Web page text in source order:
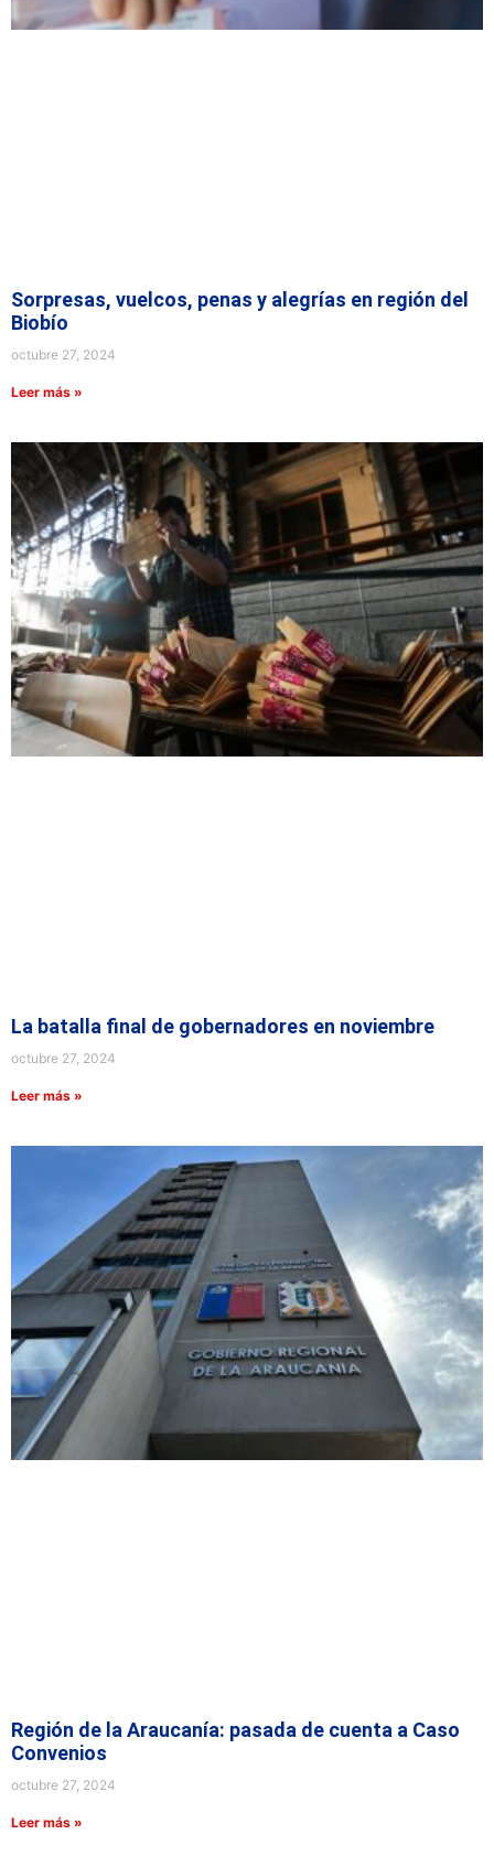
Sorpresas, vuelcos, penas y alegrías en región del
Biobío
octubre 27, 2024
Leer más »
La batalla final de gobernadores en noviembre
octubre 27, 2024
Leer más »
Región de la Araucanía: pasada de cuenta a Caso
Convenios
octubre 27, 2024
Leer más »